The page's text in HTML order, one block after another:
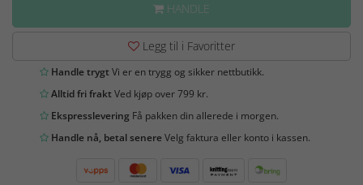
HANDLE
Legg til i Favoritter
Handle trygtVi er en trygg og sikker nettbutikk.
Alltid fri fraktVed kjøp over 799 kr.
Ekspresslevering Få pakken din allerede i morgen.
Handle nå, betal senereVelg faktura eller konto i kassen.